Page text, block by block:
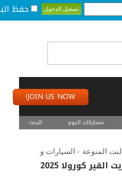
حفظ
JOIN US NOW!
مشاركات اليوم البحث
المنوعة >
السيارات و
القير كورولا 2025